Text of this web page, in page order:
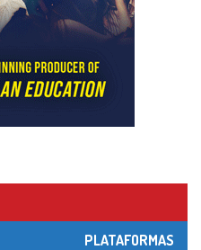
PLATAFORMAS